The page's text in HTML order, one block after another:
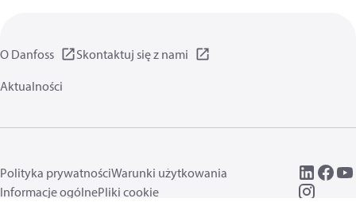
O Danfoss
Skontaktuj się z nami
Aktualności
Polityka prywatnościWarunki użytkowania
Informacje ogólnePliki cookie